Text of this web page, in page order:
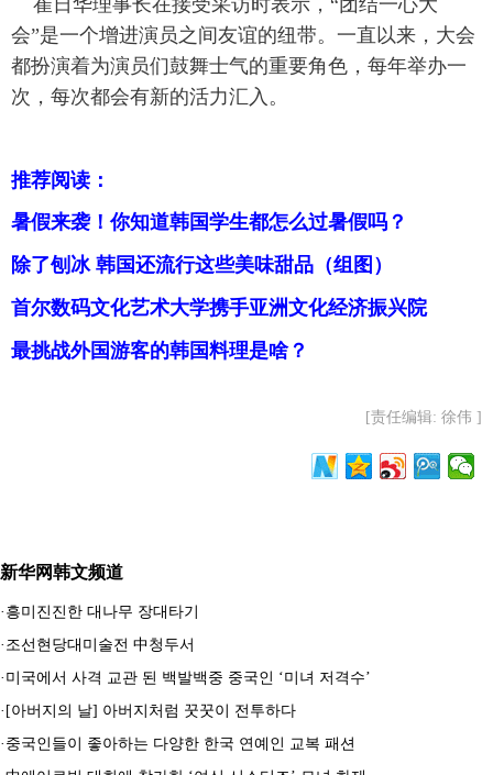
崔日华理事长在接受采访时表示，“团结一心大
会”是一个增进演员之间友谊的纽带。一直以来，大会
都扮演着为演员们鼓舞士气的重要角色，每年举办一
次，每次都会有新的活力汇入。
推荐阅读：
暑假来袭！你知道韩国学生都怎么过暑假吗？
除了刨冰 韩国还流行这些美味甜品（组图）
首尔数码文化艺术大学携手亚洲文化经济振兴院
最挑战外国游客的韩国料理是啥？
[责任编辑: 徐伟 ]
新华网韩文频道
· 흥미진진한 대나무 장대타기
· 조선현당대미술전 中청두서
· 미국에서 사격 교관 된 백발백중 중국인 ‘미녀 저격수’
· [아버지의 날] 아버지처럼 꿋꿋이 전투하다
· 중국인들이 좋아하는 다양한 한국 연예인 교복 패션